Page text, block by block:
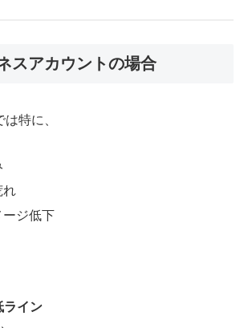
スアカウントの場合
特に、
れ
ージ低下
ライン